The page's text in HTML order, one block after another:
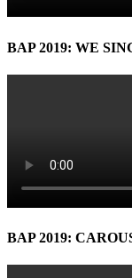
BAP 2019: WE
BAP 2019: